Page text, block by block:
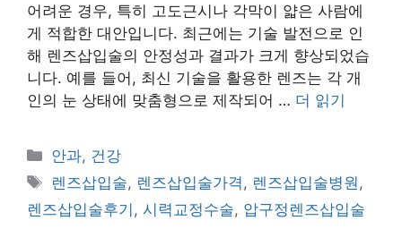
어려운 경우, 특히 고도근시나 각막이 얇은 사람에
게 적합한 대안입니다. 최근에는 기술 발전으로 인
해 렌즈삽입술의 안정성과 결과가 크게 향상되었습
니다. 예를 들어, 최신 기술을 활용한 렌즈는 각 개
인의 눈 상태에 맞춤형으로 제작되어 … 더 읽기
카
테
리
안과, 건강
태
그
렌즈삽입술, 렌즈삽입술가격 , 렌즈삽입술병원 ,
렌즈삽입술후기 , 시력교정수술, 압구정렌즈삽입술